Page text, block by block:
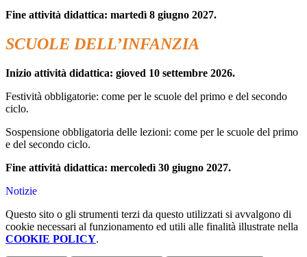
Fine attività didattica: martedì 8 giugno 2027.
SCUOLE DELL’INFANZIA
Inizio attività didattica: gioved 10 settembre 2026.
Festività obbligatorie: come per le scuole del primo e del secondo
ciclo.
Sospensione obbligatoria delle lezioni: come per le scuole del primo
e del secondo ciclo.
Fine attività didattica: mercoledì 30 giugno 2027.
Notizie
Questo sito o gli strumenti terzi da questo utilizzati si avvalgono di
cookie necessari al funzionamento ed utili alle finalità illustrate nella
COOKIE POLICY.